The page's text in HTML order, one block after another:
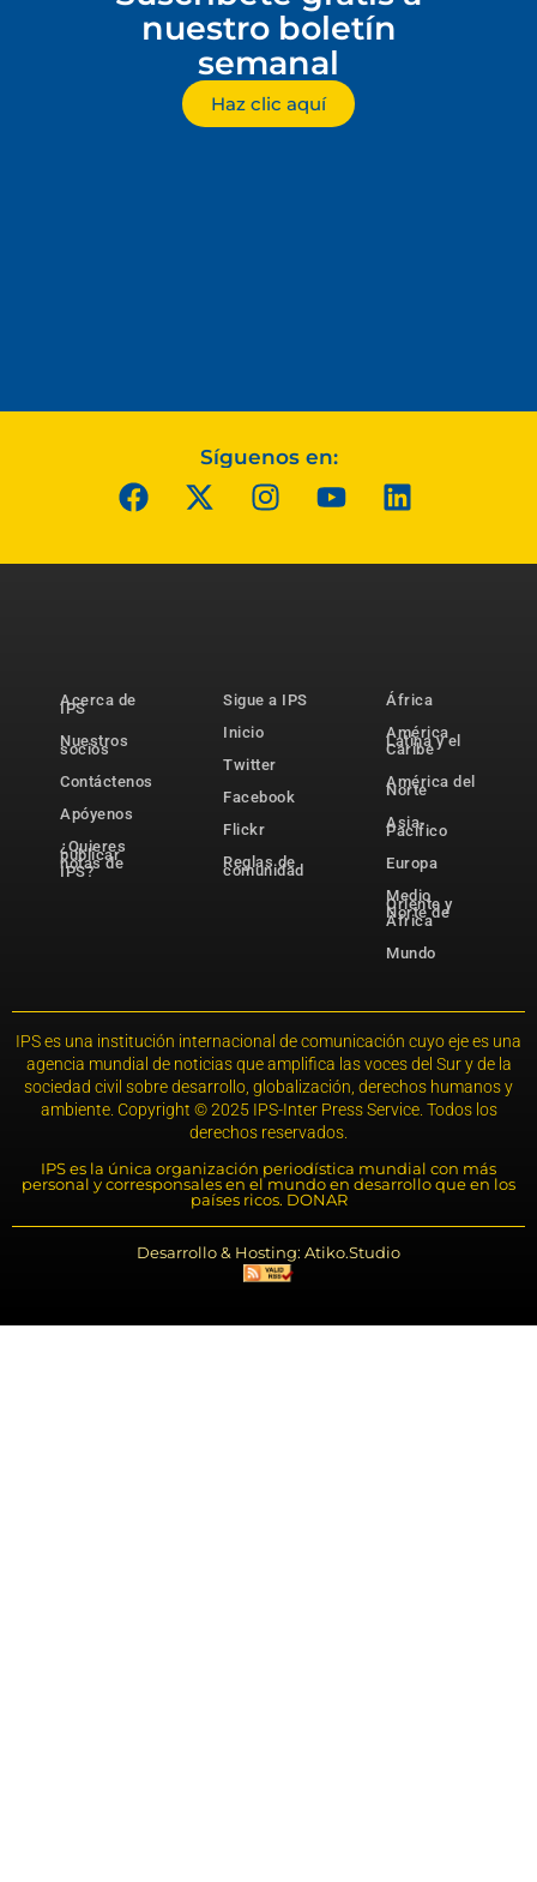
nuestro boletín
semanal
Haz clic aquí
Síguenos en:
Acerca de
IPS
Nuestros
socios
Contáctenos
Apóyenos
¿Quieres
publicar
notas de
IPS?
Sigue a IPS
Inicio
Twitter
Facebook
Flickr
Reglas de
comunidad
África
América
Latina y el
Caribe
América del
Norte
Asia-
Pacífico
Europa
Medio
Oriente y
Norte de
África
Mundo
IPS es una institución internacional de comunicación cuyo eje es una
agencia mundial de noticias que amplifica las voces del Sur y de la
sociedad civil sobre desarrollo, globalización, derechos humanos y
ambiente. Copyright © 2025 IPS-Inter Press Service. Todos los
derechos reservados.
IPS es la única organización periodística mundial con más
personal y corresponsales en el mundo en desarrollo que en los
países ricos. DONAR
Desarrollo & Hosting: Atiko.Studio